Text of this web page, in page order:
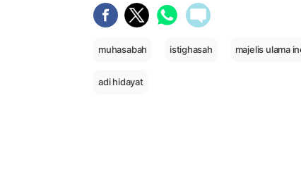
muhasabah istighasah majelis ulama
adi hidayat